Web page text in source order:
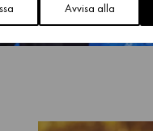
Avvisa alla